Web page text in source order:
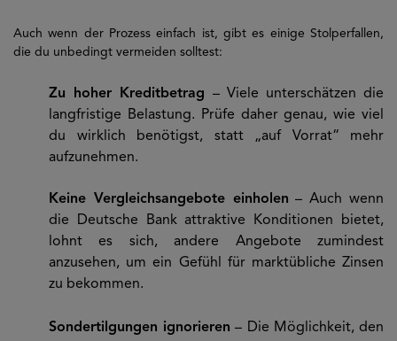
Auch wenn der Prozess einfach ist, gibt es einige Stolperfallen,
die du unbedingt vermeiden solltest:
Zu hoher Kreditbetrag – Viele unterschätzen die
langfristige Belastung. Prüfe daher genau, wie viel
du wirklich benötigst, statt „auf Vorrat“ mehr
aufzunehmen.
Keine Vergleichsangebote einholen – Auch wenn
die Deutsche Bank attraktive Konditionen bietet,
lohnt es sich, andere Angebote zumindest
anzusehen, um ein Gefühl für marktübliche Zinsen
zu bekommen.
Sondertilgungen ignorieren – Die Möglichkeit, den